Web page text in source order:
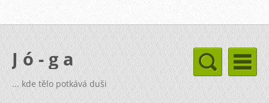
J ó - g a
... kde tělo potkává duši